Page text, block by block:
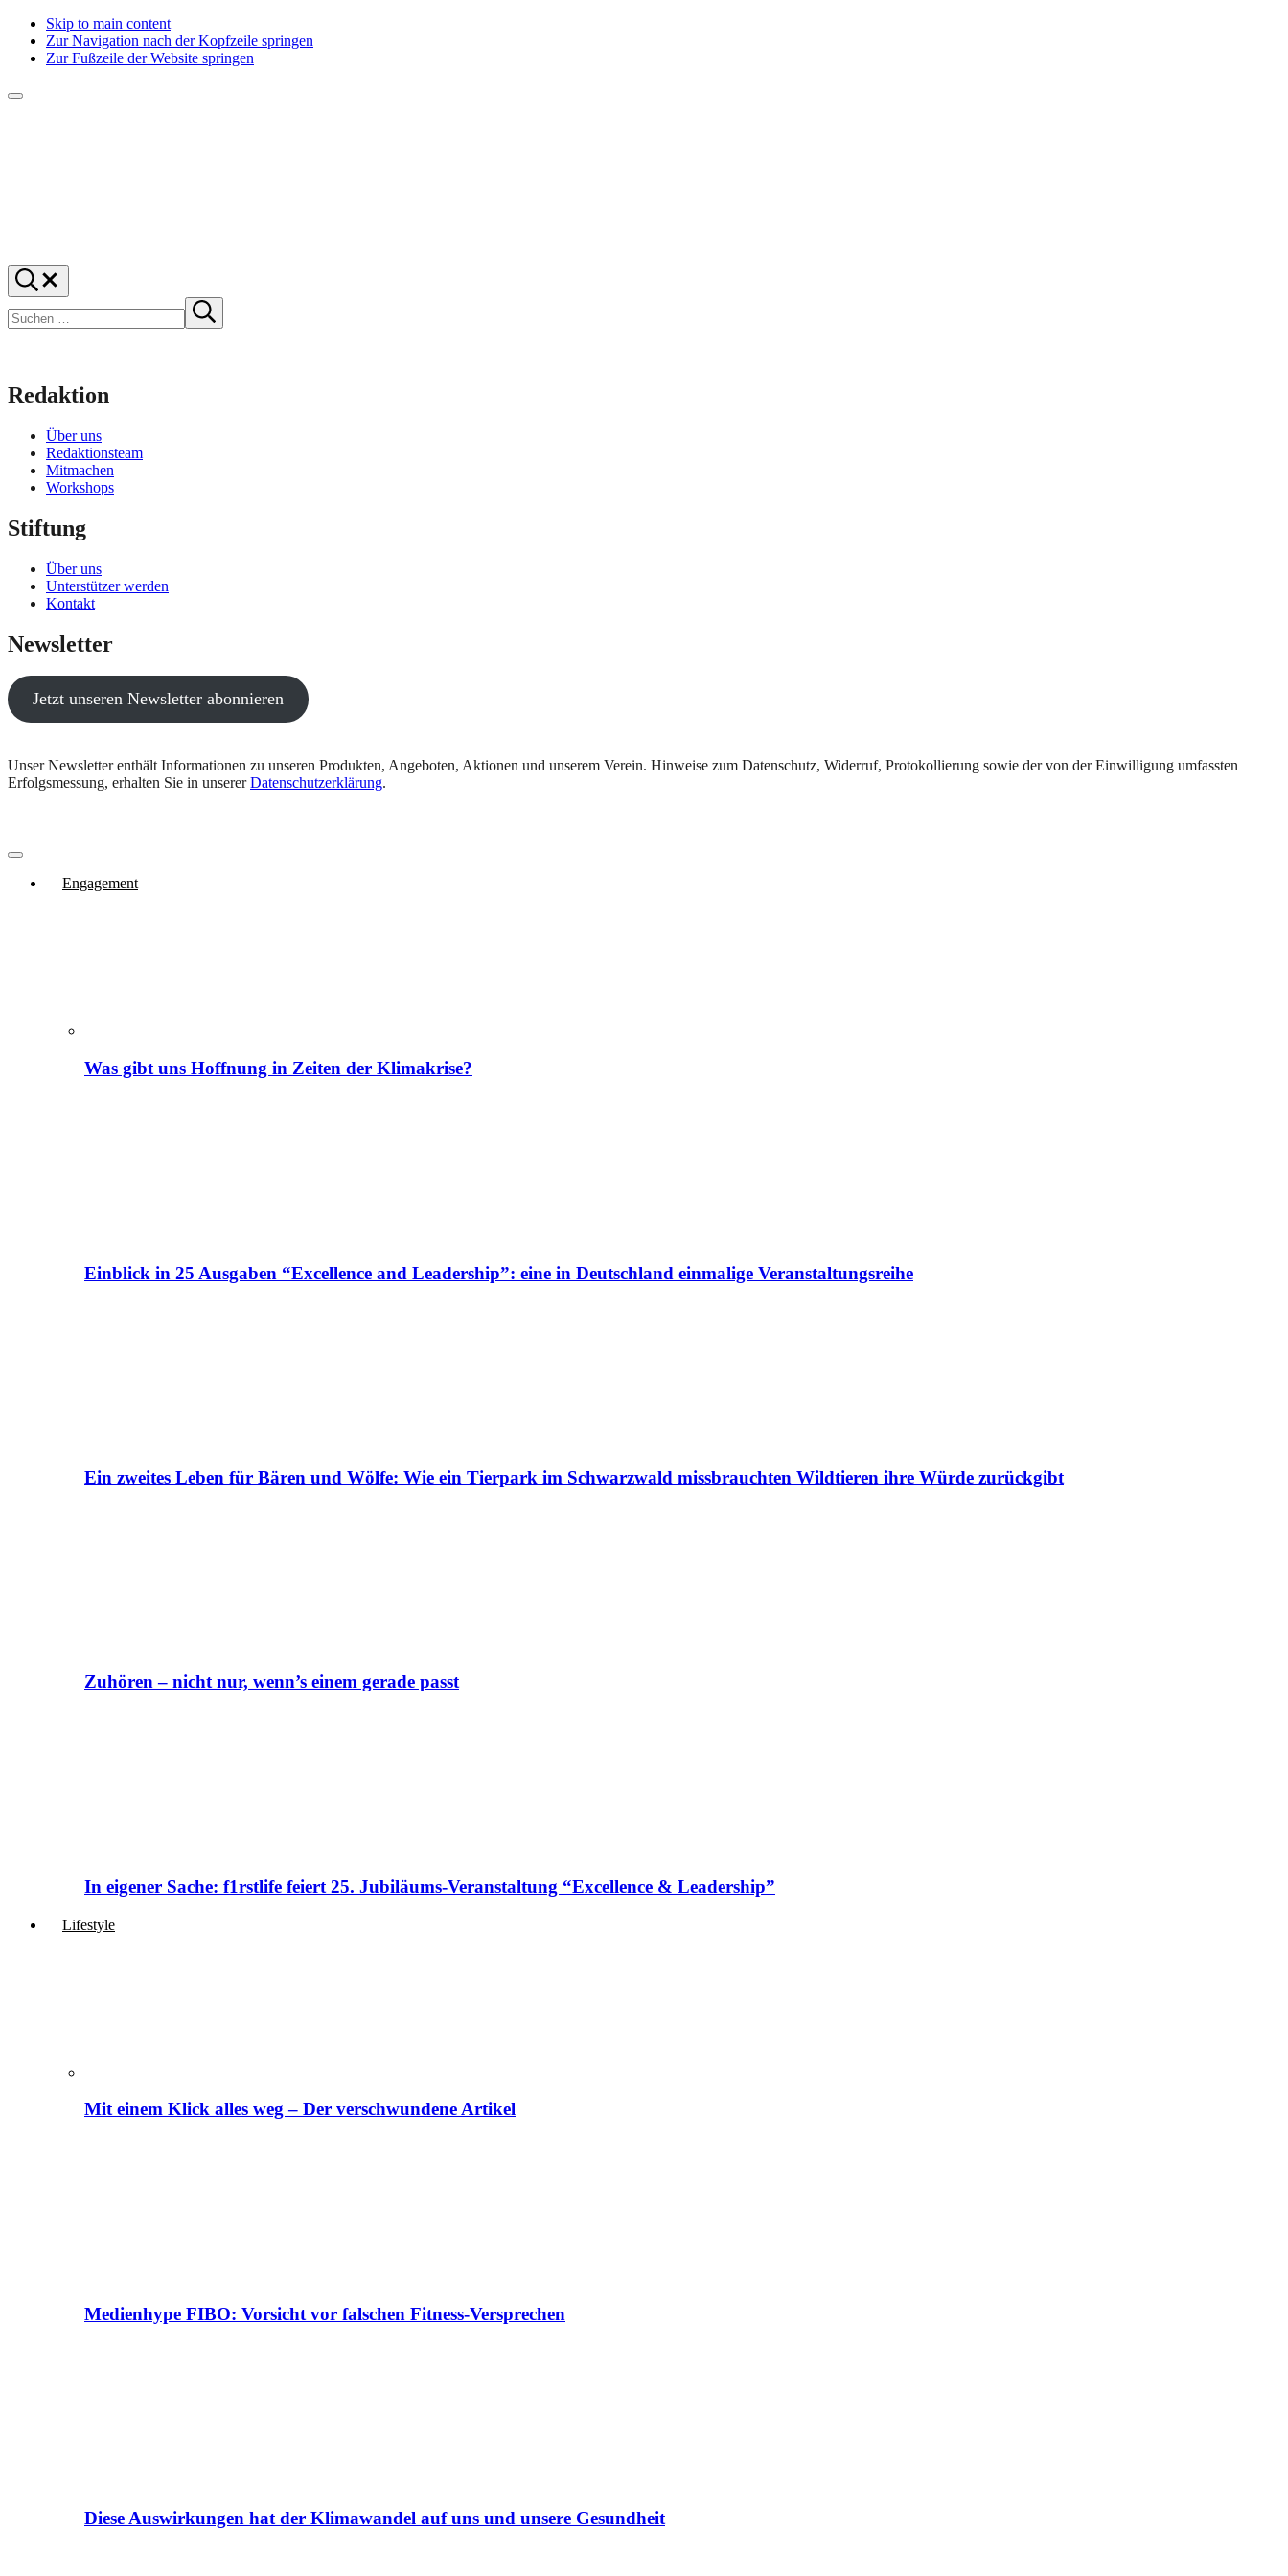
Skip to main content
Zur Navigation nach der Kopfzeile springen
Zur Fußzeile der Website springen
Menü
f1rstlife
Und
was
denkst
du?
Suchen
…
Suche
starten
Redaktion
Über uns
Redaktionsteam
Mitmachen
Workshops
Stiftung
Über uns
Unterstützer werden
Kontakt
Newsletter
Jetzt unseren Newsletter abonnieren
Unser Newsletter enthält Informationen zu unseren Produkten, Angeboten, Aktionen und unserem Verein. Hinweise zum Datenschutz, Widerruf, Protokollierung sowie der von der Einwilligung umfassten
Erfolgsmessung, erhalten Sie in unsererDatenschutzerklärung.
Engagement
Was gibt uns Hoffnung in Zeiten der Klimakrise?
Einblick in 25 Ausgaben “Excellence and Leadership”: eine in Deutschland einmalige Veranstaltungsreihe
Ein zweites Leben für Bären und Wölfe: Wie ein Tierpark im Schwarzwald missbrauchten Wildtieren ihre Würde zurückgibt
Zuhören – nicht nur, wenn’s einem gerade passt
In eigener Sache: f1rstlife feiert 25. Jubiläums-Veranstaltung “Excellence & Leadership”
Lifestyle
Mit einem Klick alles weg – Der verschwundene Artikel
Medienhype FIBO: Vorsicht vor falschen Fitness-Versprechen
Diese Auswirkungen hat der Klimawandel auf uns und unsere Gesundheit